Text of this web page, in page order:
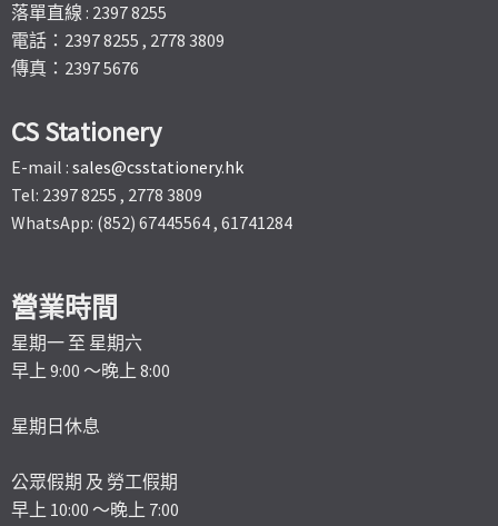
落單直線 : 2397 8255
電話：2397 8255 , 2778 3809
傳真：2397 5676
CS Stationery
E-mail : sales@csstationery.hk
Tel: 2397 8255 , 2778 3809
WhatsApp: (852) 67445564 , 61741284
營業時間
星期一 至 星期六
早上 9:00 ～晚上 8:00
星期日休息
公眾假期 及 勞工假期
早上 10:00 ～晚上 7:00